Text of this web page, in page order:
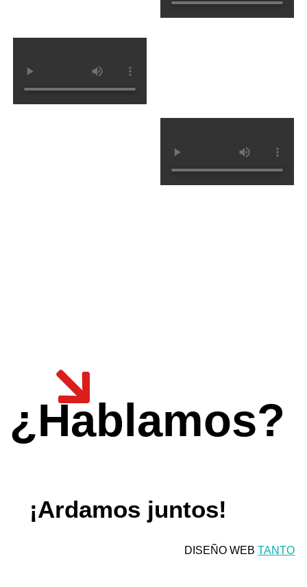
¿Hablamos?
¡Ardamos juntos!
DISEÑO WEBTANTO